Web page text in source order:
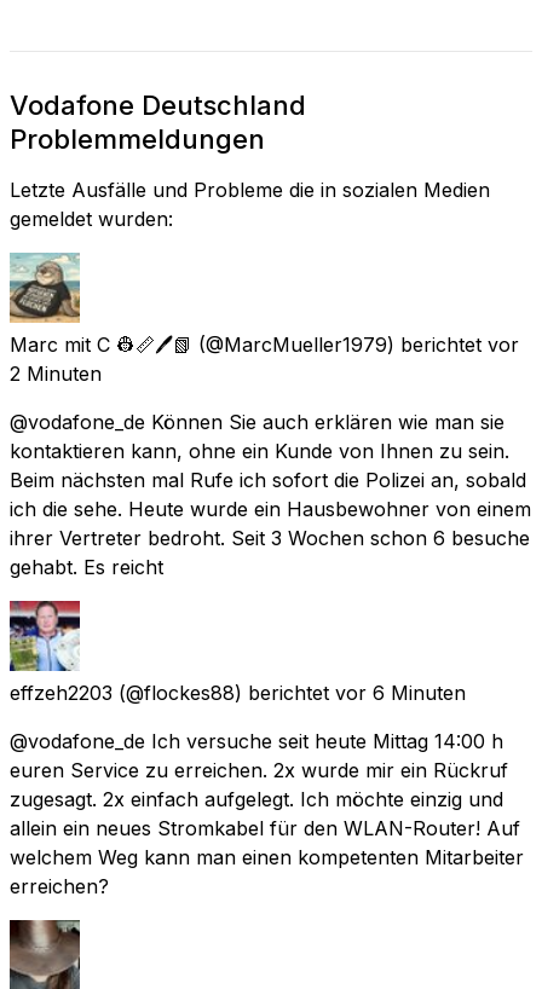
Vodafone Deutschland
Problemmeldungen
Letzte Ausfälle und Probleme die in sozialen Medien
gemeldet wurden:
Marc mit C 👷📏🖊️📗 (@MarcMueller1979) berichtet vor
2 Minuten
@vodafone_de Können Sie auch erklären wie man sie
kontaktieren kann, ohne ein Kunde von Ihnen zu sein.
Beim nächsten mal Rufe ich sofort die Polizei an, sobald
ich die sehe. Heute wurde ein Hausbewohner von einem
ihrer Vertreter bedroht. Seit 3 Wochen schon 6 besuche
gehabt. Es reicht
effzeh2203 (@flockes88) berichtet vor 6 Minuten
@vodafone_de Ich versuche seit heute Mittag 14:00 h
euren Service zu erreichen. 2x wurde mir ein Rückruf
zugesagt. 2x einfach aufgelegt. Ich möchte einzig und
allein ein neues Stromkabel für den WLAN-Router! Auf
welchem Weg kann man einen kompetenten Mitarbeiter
erreichen?